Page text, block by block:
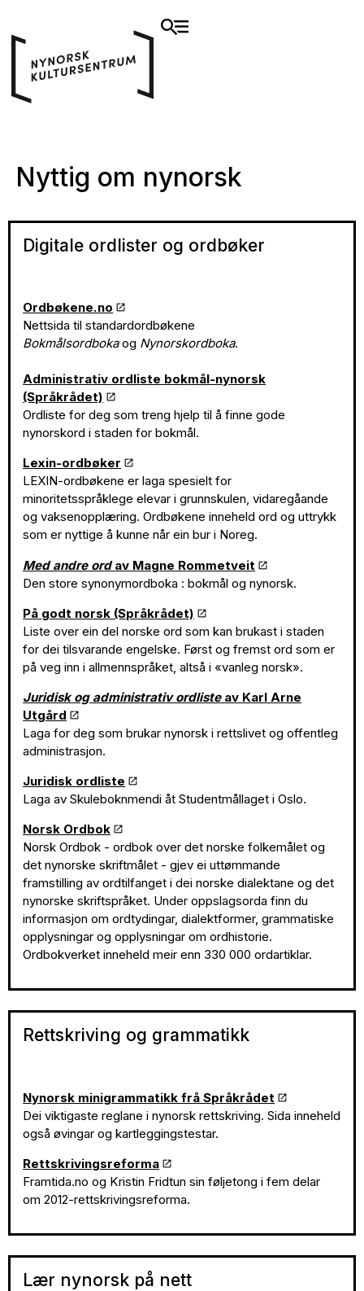
Nyttig om nynorsk
Digitale ordlister og ordbøker
Ordbøkene.no
Nettsida til standardordbøkene
Bokmålsordbokaog Nynorskordboka.
Administrativ ordliste bokmål-nynorsk
(Språkrådet)
Ordliste for deg som treng hjelp til å finne gode
nynorskord i staden for bokmål.
Lexin-ordbøker
LEXIN-ordbøkene er laga spesielt for
minoritetsspråklege elevar i grunnskulen, vidaregåande
og vaksenopplæring. Ordbøkene inneheld ord og uttrykk
som er nyttige å kunne når ein bur i Noreg.
Med andre ordav Magne Rommetveit
Den store synonymordboka : bokmål og nynorsk.
På godt norsk (Språkrådet)
Liste over ein del norske ord som kan brukast i staden
for dei tilsvarande engelske. Først og fremst ord som er
på veg inn i allmennspråket, altså i «vanleg norsk».
Juridisk og administrativ ordlisteav Karl Arne
Utgård
Laga for deg som brukar nynorsk i rettslivet og offentleg
administrasjon.
Juridisk ordliste
Laga av Skuleboknmendi åt Studentmållaget i Oslo.
Norsk Ordbok
Norsk Ordbok - ordbok over det norske folkemålet og
det nynorske skriftmålet - gjev ei uttømmande
framstilling av ordtilfanget i dei norske dialektane og det
nynorske skriftspråket. Under oppslagsorda finn du
informasjon om ordtydingar, dialektformer, grammatiske
opplysningar og opplysningar om ordhistorie.
Ordbokverket inneheld meir enn 330 000 ordartiklar.
Rettskriving og grammatikk
Nynorsk minigrammatikk frå Språkrådet
Dei viktigaste reglane i nynorsk rettskriving. Sida inneheld
også øvingar og kartleggingstestar.
Rettskrivingsreforma
Framtida.no og Kristin Fridtun sin føljetong i fem delar
om 2012-rettskrivingsreforma.
Lær nynorsk på nett